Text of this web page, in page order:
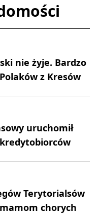
nie żyje. Bardzo
z Kresów
uruchomił
Terytorialsów
mamom chorych